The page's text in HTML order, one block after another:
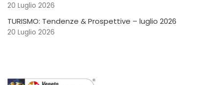
20 Luglio 2026
TURISMO: Tendenze & Prospettive – luglio 2026
20 Luglio 2026